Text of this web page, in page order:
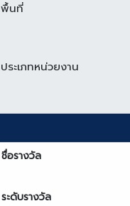
พื้นที่
ประเภทหน่วยงาน
ชื่อรางวัล
ระดับรางวัล